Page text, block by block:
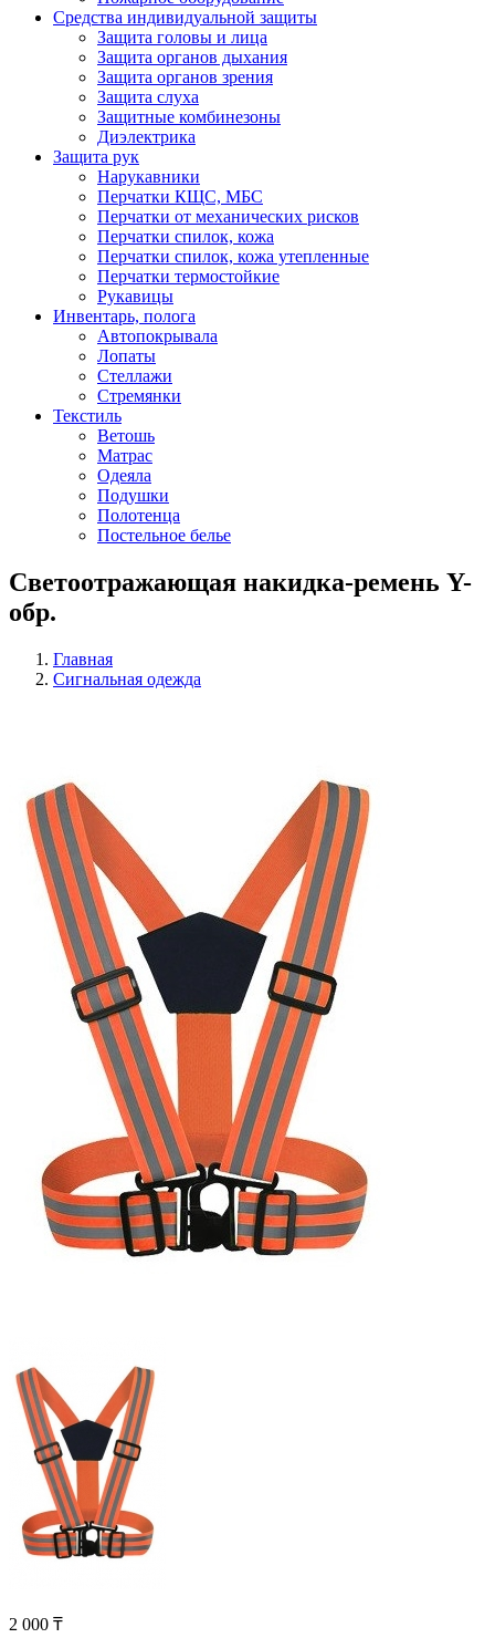
Средства индивидуальной защиты
Защита головы и лица
Защита органов дыхания
Защита органов зрения
Защита слуха
Защитные комбинезоны
Диэлектрика
Защита рук
Нарукавники
Перчатки КЩС, МБС
Перчатки от механических рисков
Перчатки спилок, кожа
Перчатки спилок, кожа утепленные
Перчатки термостойкие
Рукавицы
Инвентарь, полога
Автопокрывала
Лопаты
Стеллажи
Стремянки
Текстиль
Ветошь
Матрас
Одеяла
Подушки
Полотенца
Постельное белье
Светоотражающая накидка-ремень Y-
обр.
Главная
Сигнальная одежда
2 000 ₸